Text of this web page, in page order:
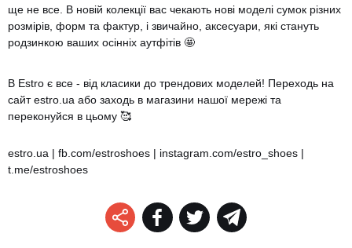
ще не все. В новій колекції вас чекають нові моделі сумок різних
розмірів, форм та фактур, і звичайно, аксесуари, які стануть
родзинкою ваших осінніх аутфітів 🤩
В Estro є все - від класики до трендових моделей! Переходь на
сайт estro.ua або заходь в магазини нашої мережі та
переконуйся в цьому 🥰
estro.ua | fb.com/estroshoes | instagram.com/estro_shoes |
t.me/estroshoes